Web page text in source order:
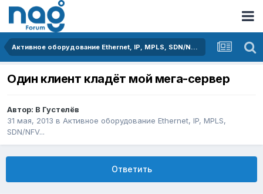
Активное оборудование Ethernet, IP, MPLS, SDN/NFV...
Один клиент кладёт мой мега-сервер
Автор: В Густелёв
31 мая, 2013 в Активное оборудование Ethernet, IP, MPLS,
SDN/NFV...
Ответить